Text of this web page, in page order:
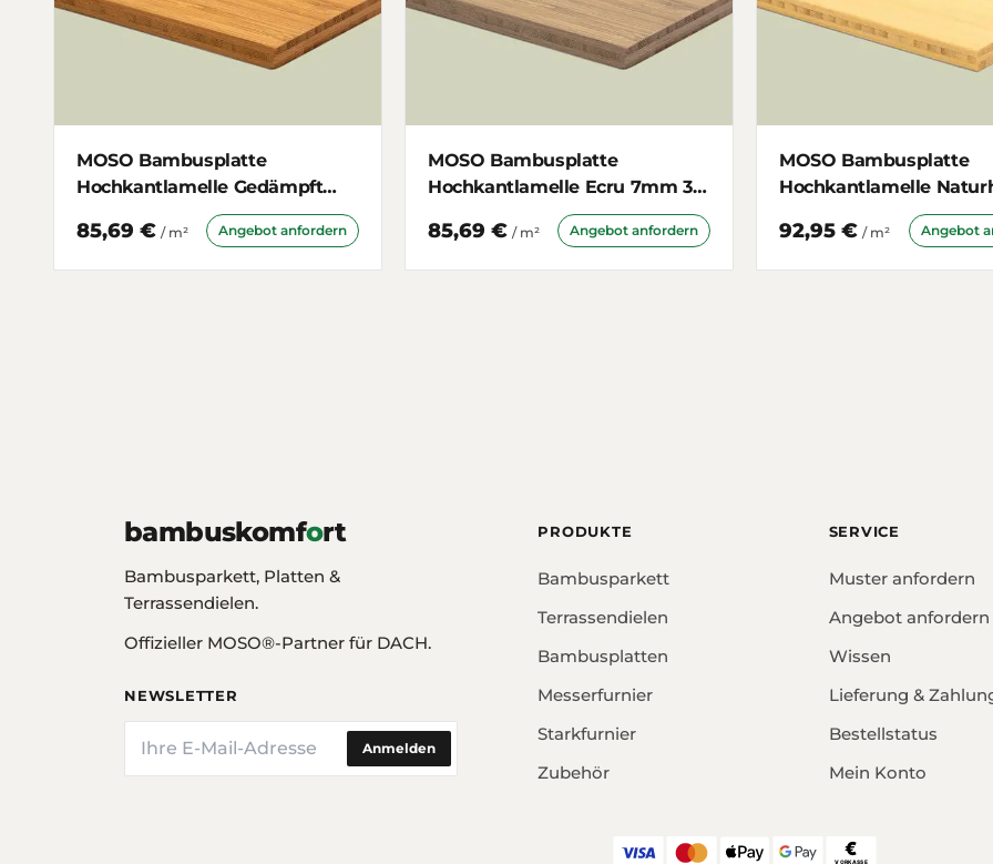
MOSO Bambusplatte
Hochkantlamelle Gedämpft
7mm 3-schichtig
85,69 € / m² Angebot anfordern
MOSO Bambusplatte
Hochkantlamelle Ecru 7mm 3-
85,69 € / m² Angebot anfordern
MOSO Bambusplatte
Hochkantlamelle
7mm 3-schichtig
92,95 € / m² Angebot
bambuskomfort
Bambusparkett, Platten &
Terrassendielen.
Offizieller MOSO®-Partner für DACH.
NEWSLETTER
E-Mail
Anmelden
PRODUKTE
Bambusparkett
Terrassendielen
Bambusplatten
Messerfurnier
Starkfurnier
Zubehör
SERVICE
Muster anfordern
Angebot anfordern
Wissen
Lieferung &
Bestellstatus
Mein Konto